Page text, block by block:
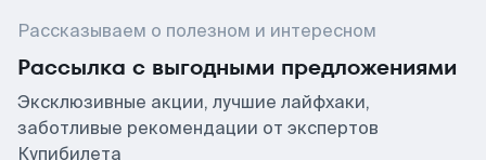
Рассказываем о полезном и интересном
Рассылка с выгодными предложениями
Эксклюзивные акции, лучшие лайфхаки,
заботливые рекомендации от экспертов
Купибилета